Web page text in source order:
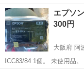
す。 ★ 商…
徳島 徳島市 徳島駅
エプソ
300円
大阪府 阿
ICC83/84 1個。 未使用品。